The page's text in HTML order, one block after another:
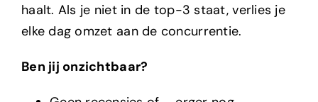
haalt. Als je niet in de top-3 staat, verlies je
elke dag omzet aan de concurrentie.
Ben jij onzichtbaar?